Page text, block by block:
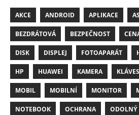
AKCE ANDROID APLIKACE
BEZDRÁTOVÁ BEZPEČNOST
DISK DISPLEJ FOTOAPARÁT
HP HUAWEI KAMERA
MOBIL MOBILNÍ MONITOR
NOTEBOOK OCHRANA ODOLNÝ